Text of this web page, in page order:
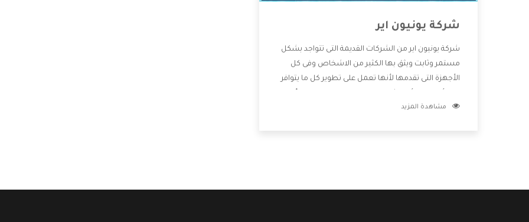
شركة يونيون اير
شركة يونيون اير من الشركات القديمة التى تتواجد بشكل
مستمر وثابت ويثق بها الكثير من الاشخاص وفى كل
الأجهزة التى تقدمها لأنها تعمل على تطوير كل ما يتوافر
خدمات ما بعد البيع مع المنتجات وتقدم للعملاء أقوى
مشاهدة المزيد